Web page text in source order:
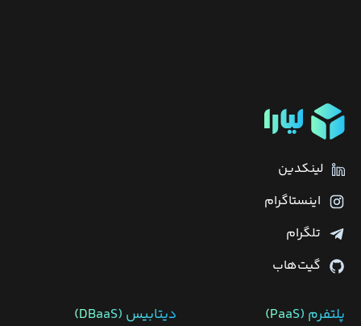
لینکدین
اینستاگرام
تلگرام
گیت‌هاب
پلتفرم (PaaS) دیتابیس‌ (DBaaS)